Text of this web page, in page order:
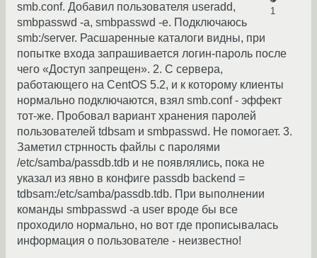
1
smb.conf. Добавил пользователя useradd,
smbpasswd -a, smbpasswd -e. Подключаюсь
smb:/server. Расшаренные каталоги видны, при
попытке входа запрашивается логин-пароль после
чего «Доступ запрещен». 2. С сервера,
работающего на CentOS 5.2, и к которому клиенты
нормально подключаются, взял smb.conf - эффект
тот-же. Пробовал вариант хранения паролей
пользователей tdbsam и smbpasswd. Не помогает. 3.
Заметил стрнность файлы с паролями
/etc/samba/passdb.tdb и не появлялись, пока не
указал из явно в конфиге passdb backend =
tdbsam:/etc/samba/passdb.tdb. При выполнении
команды smbpasswd -a user вроде бы все
проходило нормально, но вот где прописывалась
информация о пользователе - неизвестно!